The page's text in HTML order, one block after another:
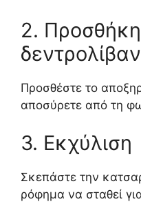
2. Προσθήκη
Προσθέστε το
αποσύρετε από τη
3. Εκχύλιση
Σκεπάστε την
ρόφημα να σταθεί